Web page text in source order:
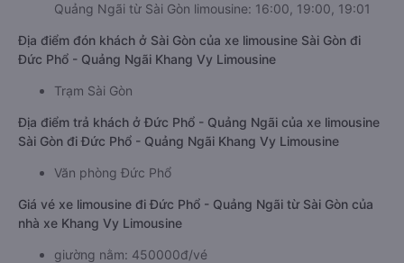
Quảng Ngãi từ Sài Gòn limousine: 16:00, 19:00, 19:01
Địa điểm đón khách ở Sài Gòn của xe limousine Sài Gòn đi
Đức Phổ - Quảng Ngãi Khang Vy Limousine
Trạm Sài Gòn
Địa điểm trả khách ở Đức Phổ - Quảng Ngãi của xe limousine
Sài Gòn đi Đức Phổ - Quảng Ngãi Khang Vy Limousine
Văn phòng Đức Phổ
Giá vé xe limousine đi Đức Phổ - Quảng Ngãi từ Sài Gòn của
nhà xe Khang Vy Limousine
giường nằm: 450000đ/vé